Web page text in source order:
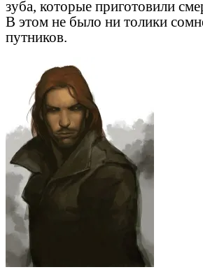
зуба, которые приготовили
В этом не было ни толики
путников.